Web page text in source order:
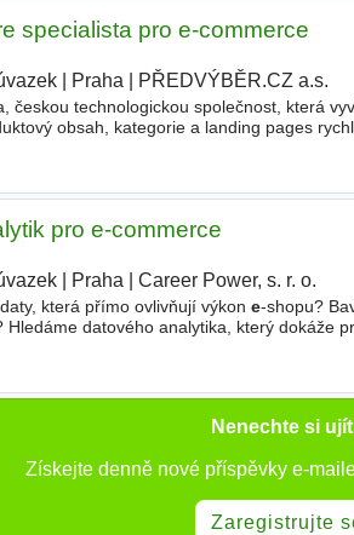
specialista pro e-commerce
| Praha PŘEDVÝBĚR.CZ a.s.
českou technologickou společnost, která
obsah, kategorie a landing pages
pro e-commerce
| Praha Career Power, s. r. o.
která přímo ovlivňují výkon e-shopu?
Hledáme datového analytika, který dokáže
Nenechte si
Získejte denně nové příspěvky e-
Zaregistrujte